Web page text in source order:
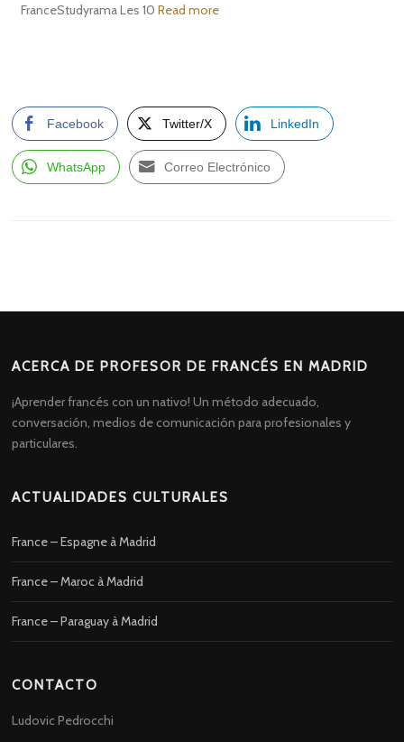
FranceStudyrama Les 10Read more
Facebook Twitter/X LinkedIn
WhatsApp Correo Electrónico
ACERCA DE PROFESOR DE FRANCÉS EN MADRID
¡Aprender francés con un nativo! Un método adecuado,
conversación, medios de comunicación para profesionales y
particulares.
ACTUALIDADES CULTURALES
France – Espagne à Madrid
France – Maroc à Madrid
France – Paraguay à Madrid
CONTACTO
Ludovic Pedrocchi